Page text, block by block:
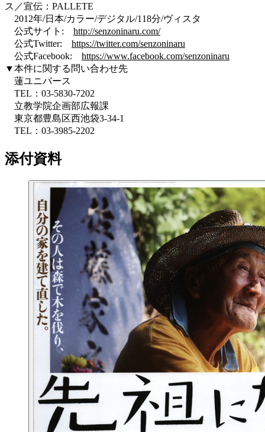
ス／宣伝：PALLETE
2012年/日本/カラー/デジタル/118分/ヴィスタ
公式サイト: http://senzoninaru.com/
公式Twitter: https://twitter.com/senzoninaru
公式Facebook: https://www.facebook.com/senzoninaru
▼本件に関する問い合わせ先
蓮ユニバース
TEL：03‐5830-7202
立教学院企画部広報課
東京都豊島区西池袋3-34-1
TEL：03-3985-2202
添付資料